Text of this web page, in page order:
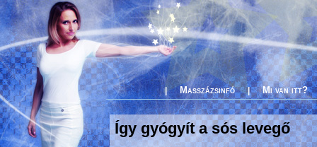
| Masszázsinfó | Mi van itt?
Így gyógyít a sós levegő